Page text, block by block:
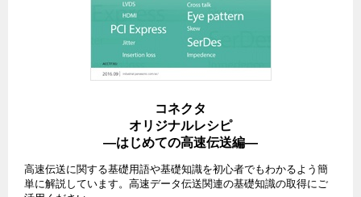
コネクタ
オリジナルレシピ
―はじめての高速伝送編―
高速伝送に関する基礎用語や基礎知識を初心者でもわかるよう簡
単に解説しています。高速データ伝送関連の基礎知識の取得にご